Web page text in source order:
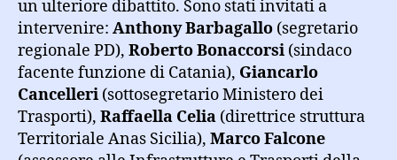
un ulteriore dibattito. Sono stati invitati a
intervenire: Anthony Barbagallo (segretario
regionale PD), Roberto Bonaccorsi (sindaco
facente funzione di Catania), Giancarlo
Cancelleri (sottosegretario Ministero dei
Trasporti), Raffaella Celia (direttrice struttura
Territoriale Anas Sicilia), Marco Falcone